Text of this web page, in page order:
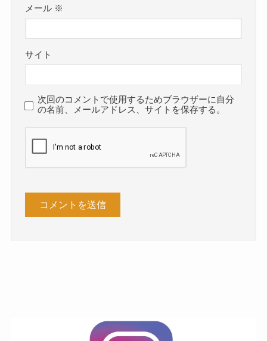
メール ※
サイト
次回のコメントで使用するためブラウザーに自分
の名前、メールアドレス、サイトを保存する。